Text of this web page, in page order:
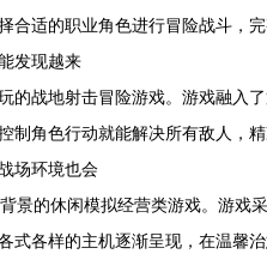
合适的职业角色进行冒险战斗，
发现越来
战地射击冒险游戏。游戏融入
制角色行动就能解决所有敌人，
场环境也会
的休闲模拟经营类游戏。游戏
式各样的主机逐渐呈现，在温馨